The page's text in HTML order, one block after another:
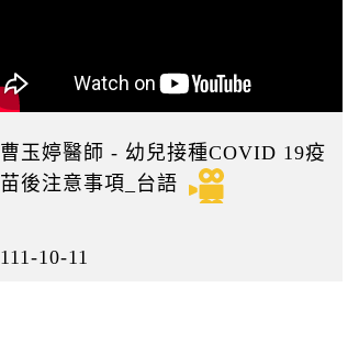
曹玉婷醫師 - 幼兒接種COVID 19疫
苗後注意事項_台語
111-10-11